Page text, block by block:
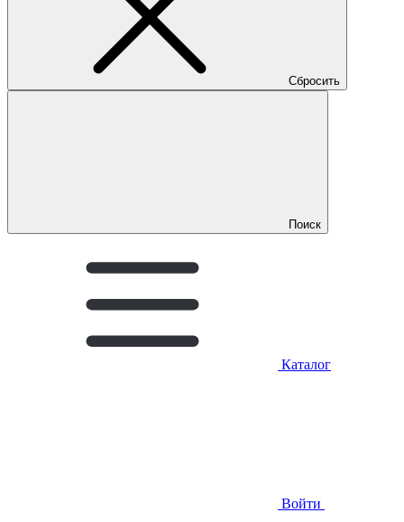
Сбросить
Поиск
Каталог
Войти